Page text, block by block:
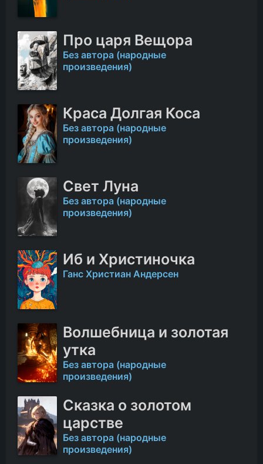
Про царя Вещора
Без автора (народные
произведения)
Краса Долгая Коса
Без автора (народные
произведения)
Свет Луна
Без автора (народные
произведения)
Иб и Христиночка
Ганс Христиан Андерсен
Волшебница и золотая
утка
Без автора (народные
произведения)
Сказка о золотом
царстве
Без автора (народные
произведения)